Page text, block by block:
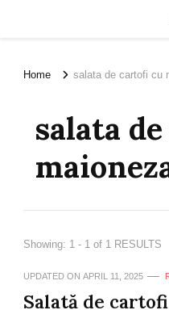
Home salata de cartofi cu
salata
Showing: 1 - 1 of 1 RESULTS
UPDATED ON APRIL 11, 2025
Salată de